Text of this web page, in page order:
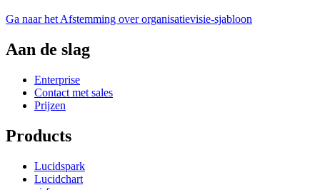
Ga naar het Afstemming over organisatievisie-sjabloon
Aan de slag
Enterprise
Contact met sales
Prijzen
Products
Lucidspark
Lucidchart